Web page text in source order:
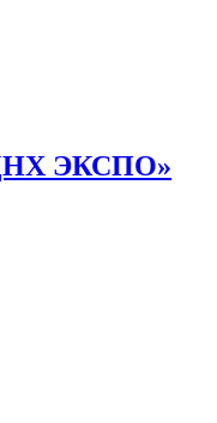
ЭКСПО»